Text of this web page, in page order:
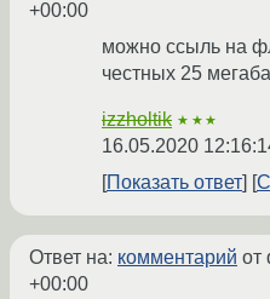
+00:00
можно ссыль на
честных 25
izzholtik ★★★
16.05.2020
Показать ответ
Ответ на: комментарий от
+00:00